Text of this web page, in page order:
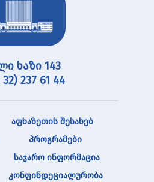
ხაზი 143
32) 237 61 44
აფხაზეთის შესახებ
პროგრამები
საჯარო ინფორმაცია
კონფინდეციალურობა